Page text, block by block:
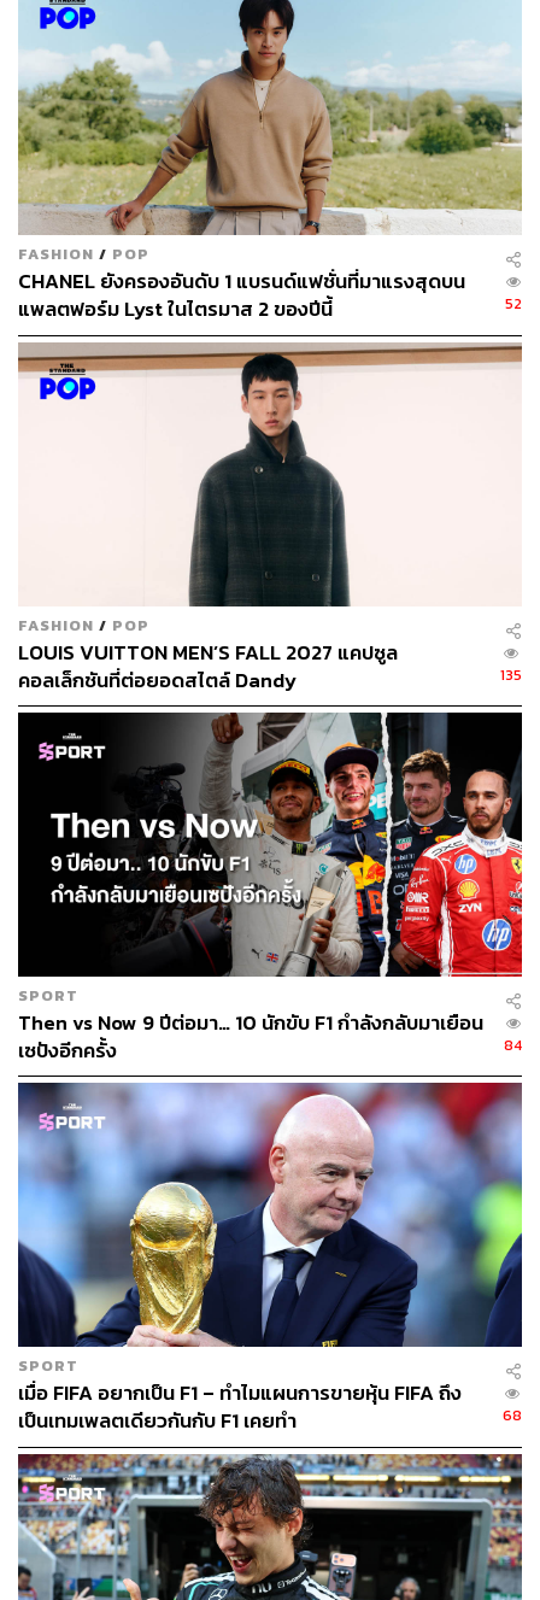
FASHION / POP
CHANEL ยังครองอันดับ 1 แบรนด์แฟชั่นที่มาแรงสุดบน
แพลตฟอร์ม Lyst ในไตรมาส 2 ของปีนี้
52
FASHION / POP
LOUIS VUITTON MEN’S FALL 2027 แคปซูล
คอลเล็กชันที่ต่อยอดสไตล์ Dandy
135
SPORT
Then vs Now 9 ปีต่อมา… 10 นักขับ F1 กำลังกลับมาเยือน
เซปังอีกครั้ง
84
SPORT
เมื่อ FIFA อยากเป็น F1 – ทำไมแผนการขายหุ้น FIFA ถึง
เป็นเทมเพลตเดียวกันกับ F1 เคยทำ
68